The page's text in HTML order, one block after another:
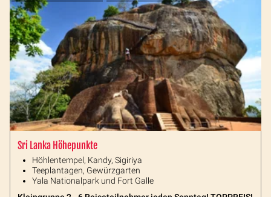
Sri Lanka Höhepunkte
Höhlentempel, Kandy, Sigiriya
Teeplantagen, Gewürzgarten
Yala Nationalpark und Fort Galle